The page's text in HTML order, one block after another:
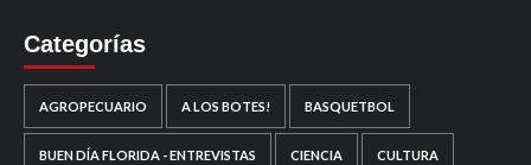
Categorías
AGROPECUARIO A LOS BOTES! BASQUETBOL
BUEN DÍA FLORIDA - ENTREVISTAS CIENCIA CULTURA